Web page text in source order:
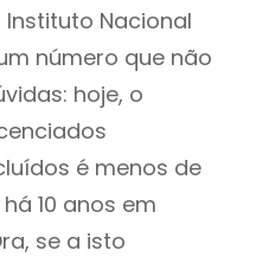
Instituto Nacional
número que não
hoje, o
é menos de
10 anos em
se a isto